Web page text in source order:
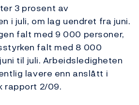
3 prosent av
i juli, om lag uendret fra juni.
falt med 9 000 personer,
falt med 8 000
til juli. Arbeidsledigheten
lavere enn anslått i
rapport 2/09.